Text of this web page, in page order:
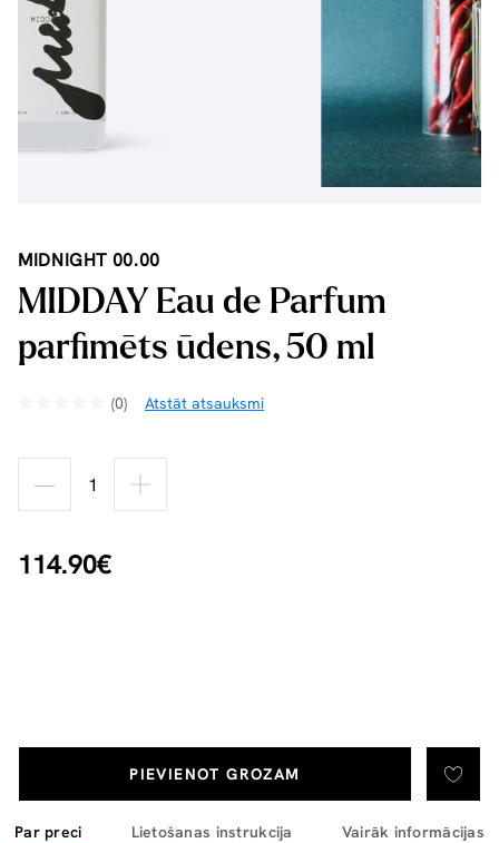
MIDNIGHT 00.00
MIDDAY Eau de Parfum
parfimēts ūdens, 50 ml
(0) Atstāt atsauksmi
114.90€
PIEVIENOT GROZAM
Par preci Lietošanas instrukcija Vairāk informācijas